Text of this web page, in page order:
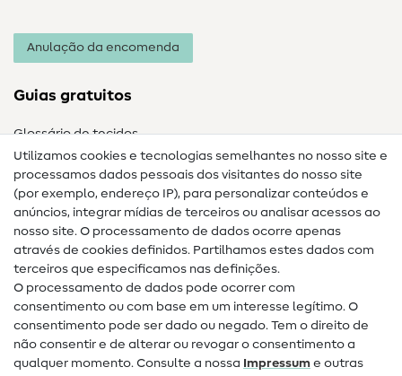
Anulação da encomenda
Guias gratuitos
Glossário de tecidos
Guias de costura
Ajuda e contacto
Contacto
Mudança de proprietário
Perguntas frequentes (FAQ)
Direito de cancelamento
Utilizamos cookies e tecnologias semelhantes no nosso site e
processamos dados pessoais dos visitantes do nosso site
(por exemplo, endereço IP), para personalizar conteúdos e
anúncios, integrar mídias de terceiros ou analisar acessos ao
nosso site. O processamento de dados ocorre apenas
através de cookies definidos. Partilhamos estes dados com
terceiros que especificamos nas definições.
O processamento de dados pode ocorrer com
consentimento ou com base em um interesse legítimo. O
consentimento pode ser dado ou negado. Tem o direito de
não consentir e de alterar ou revogar o consentimento a
qualquer momento. Consulte a nossa Impressum e outras